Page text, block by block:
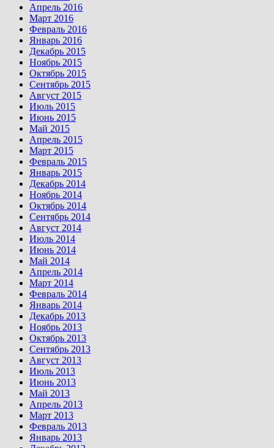
Апрель 2016
Март 2016
Февраль 2016
Январь 2016
Декабрь 2015
Ноябрь 2015
Октябрь 2015
Сентябрь 2015
Август 2015
Июль 2015
Июнь 2015
Май 2015
Апрель 2015
Март 2015
Февраль 2015
Январь 2015
Декабрь 2014
Ноябрь 2014
Октябрь 2014
Сентябрь 2014
Август 2014
Июль 2014
Июнь 2014
Май 2014
Апрель 2014
Март 2014
Февраль 2014
Январь 2014
Декабрь 2013
Ноябрь 2013
Октябрь 2013
Сентябрь 2013
Август 2013
Июль 2013
Июнь 2013
Май 2013
Апрель 2013
Март 2013
Февраль 2013
Январь 2013